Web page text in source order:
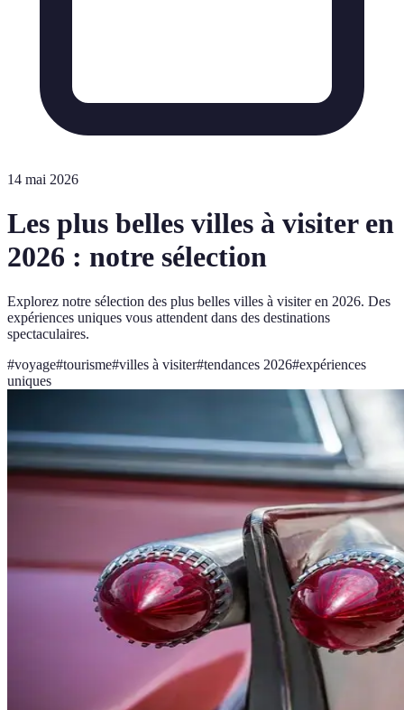
14 mai 2026
Les plus belles villes à visiter en
2026 : notre sélection
Explorez notre sélection des plus belles villes à visiter en 2026. Des
expériences uniques vous attendent dans des destinations
spectaculaires.
#voyage#tourisme#villes à visiter#tendances 2026#expériences
uniques